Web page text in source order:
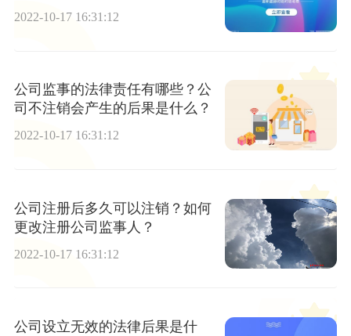
少时间？
2022-10-17 16:31:12
公司监事的法律责任有哪些？公
司不注销会产生的后果是什么？
2022-10-17 16:31:12
公司注册后多久可以注销？如何
更改注册公司监事人？
2022-10-17 16:31:12
公司设立无效的法律后果是什